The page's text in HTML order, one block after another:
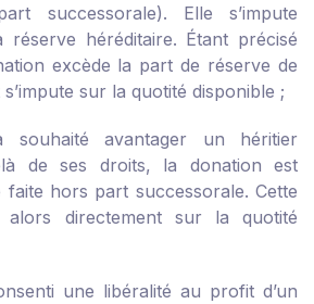
successorale). Elle s’impute
réserve héréditaire. Étant précisé
excède la part de réserve de
sur la quotité disponible ;
avantager un héritier
de ses droits, la donation est
faite hors part successorale. Cette
alors directement sur la quotité
une libéralité au profit d’un